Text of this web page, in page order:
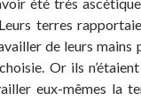
été très
terres
de leurs mains
Or ils
eux-mêmes la